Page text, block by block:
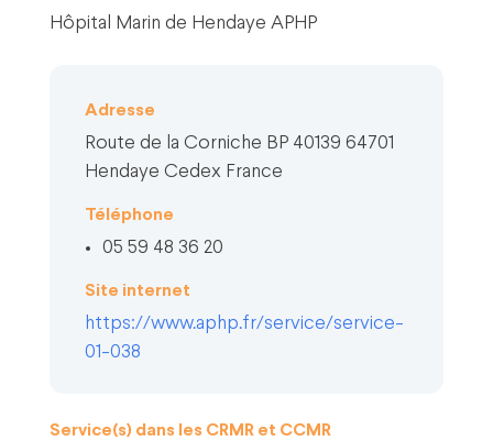
Hôpital Marin de Hendaye APHP
Adresse
Route de la Corniche BP 40139 64701
Hendaye Cedex France
Téléphone
05 59 48 36 20
Site internet
https://www.aphp.fr/service/service-
01-038
Service(s) dans les CRMR et CCMR